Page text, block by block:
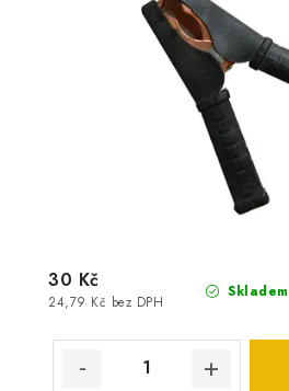
Skladem
24,79 Kč bez DPH
30 Kč